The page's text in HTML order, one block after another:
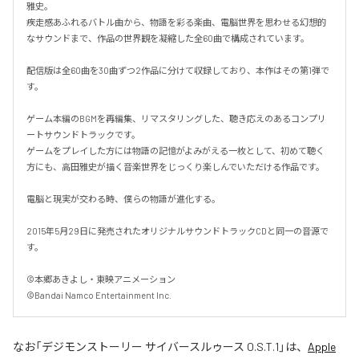
雅史。
疾走感あふれるバトル曲から、物語を彩る楽曲、電脳世界を思わせる幻想的
なサウンドまで、作品の世界観を凝縮した全60曲で構成されています。
配信版は全60曲を30曲ずつ2作品に分けて収録しており、本作はその第1弾で
す。
ゲーム本編のBGMを再編集、リマスタリングした、聴き応えのあるコンプリ
ートサウンドトラックです。
ゲームをプレイした方には物語の記憶がよみがえる一枚として、初めて聴く
方にも、高田雅史が描く音楽世界をじっくり楽しんでいただける作品です。
電脳と現実が交わる時、僕らの物語が進化する。
2015年5月29日に発売されたオリジナルサウンドトラックCDと同一の音源で
す。
©本郷あきよし・東映アニメーション
©Bandai Namco Entertainment Inc.
なお「デジモンストーリー サイバースルゥース O.S.T.1 」は、 Apple